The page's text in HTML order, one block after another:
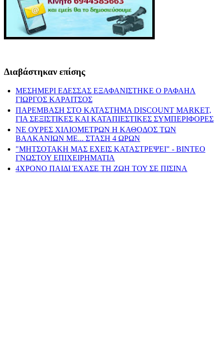
Διαβάστηκαν επίσης
ΜΕΣΗΜΕΡΙ ΕΔΕΣΣΑΣ ΕΞΑΦΑΝΙΣΤΗΚΕ Ο ΡΑΦΑΗΛ
ΓΙΩΡΓΟΣ ΚΑΡΑΙΤΣΟΣ
ΠΑΡΕΜΒΑΣΗ ΣΤΟ ΚΑΤΑΣΤΗΜΑ DISCOUNT MARKET,
ΓΙΑ ΣΕΞΙΣΤΙΚΕΣ ΚΑΙ ΚΑΤΑΠΙΕΣΤΙΚΕΣ ΣΥΜΠΕΡΙΦΟΡΕΣ
ΝΕ ΟΥΡΕΣ ΧΙΛΙΟΜΕΤΡΩΝ Η ΚΑΘΟΔΟΣ ΤΩΝ
ΒΑΛΚΑΝΙΩΝ ΜΕ... ΣΤΑΣΗ 4 ΩΡΩΝ
"ΜΗΤΣΟΤΑΚΗ ΜΑΣ ΕΧΕΙΣ ΚΑΤΑΣΤΡΕΨΕΙ" - ΒΙΝΤΕΟ
ΓΝΩΣΤΟΥ ΕΠΙΧΕΙΡΗΜΑΤΙΑ
4ΧΡΟΝΟ ΠΑΙΔΙ ΈΧΑΣΕ ΤΗ ΖΩΗ ΤΟΥ ΣΕ ΠΙΣΙΝΑ